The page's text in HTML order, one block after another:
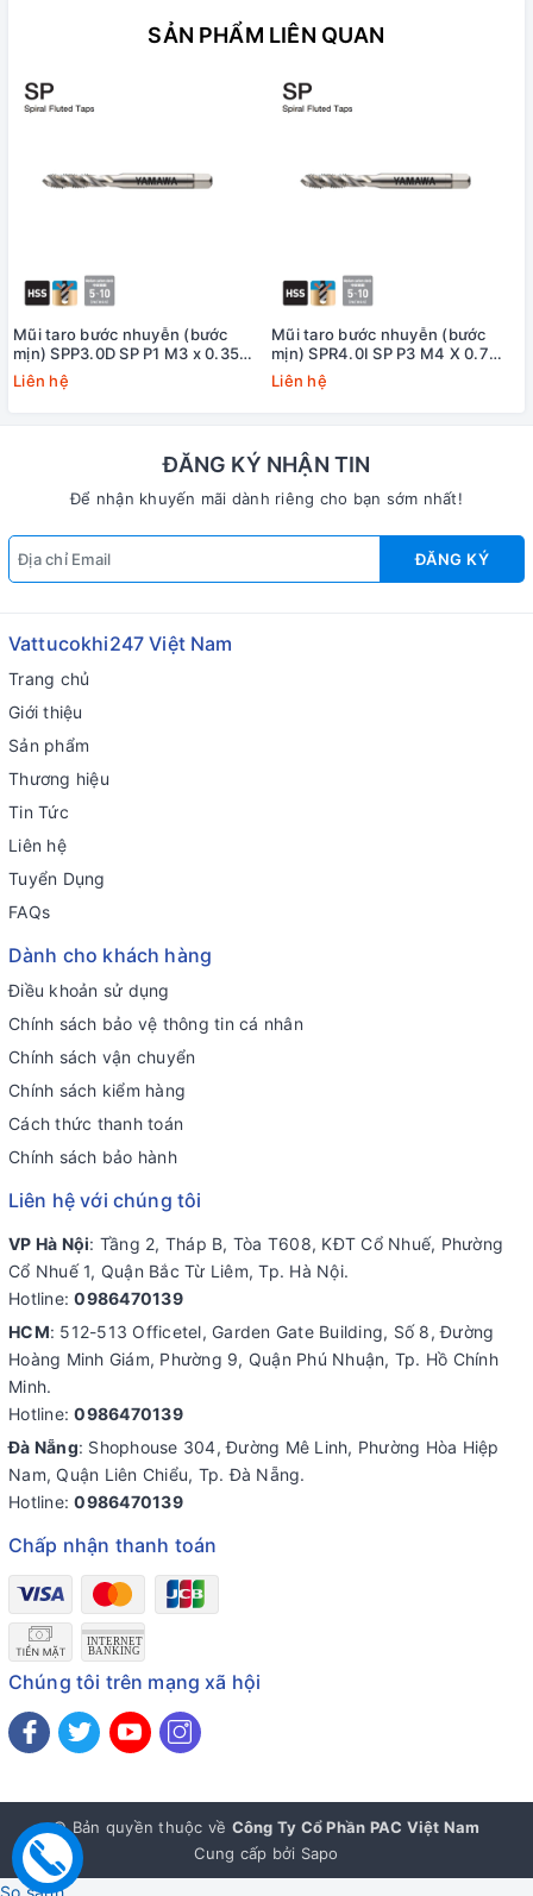
SẢN PHẨM LIÊN QUAN
Mũi taro bước nhuyễn (bước
mịn) SPP3.0D SP P1 M3 x 0.35
Yamawa
Liên hệ
Mũi taro bước nhuyễn (bước
mịn) SPR4.0I SP P3 M4 X 0.7
+20 Yamawa (dung sai lớn)
Liên hệ
ĐĂNG KÝ NHẬN TIN
Để nhận khuyến mãi dành riêng cho bạn sớm nhất!
ĐĂNG KÝ
Vattucokhi247 Việt Nam
Trang chủ
Giới thiệu
Sản phẩm
Thương hiệu
Tin Tức
Liên hệ
Tuyển Dụng
FAQs
Dành cho khách hàng
Điều khoản sử dụng
Chính sách bảo vệ thông tin cá nhân
Chính sách vận chuyển
Chính sách kiểm hàng
Cách thức thanh toán
Chính sách bảo hành
Liên hệ với chúng tôi
VP Hà Nội: Tầng 2, Tháp B, Tòa T608, KĐT Cổ Nhuế, Phường
Cổ Nhuế 1, Quận Bắc Từ Liêm, Tp. Hà Nội.
Hotline:0986470139
HCM: 512-513 Officetel, Garden Gate Building, Số 8, Đường
Hoàng Minh Giám, Phường 9, Quận Phú Nhuận, Tp. Hồ Chính
Minh.
Hotline:0986470139
Đà Nẵng: Shophouse 304, Đường Mê Linh, Phường Hòa Hiệp
Nam, Quận Liên Chiểu, Tp. Đà Nẵng.
Hotline:0986470139
Chấp nhận thanh toán
Chúng tôi trên mạng xã hội
© Bản quyền thuộc về Công Ty Cổ Phần PAC Việt Nam
Cung cấp bởi Sapo
So sánh